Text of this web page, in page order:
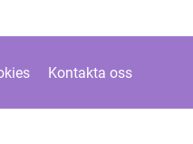
Kontakta oss